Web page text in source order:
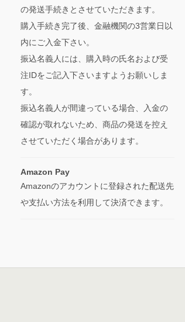
の発送手続きとさせていただきます。
購入手続き完了後、金融機関の3営業日以
内にご入金下さい。
振込名義人には、購入時の氏名および受
注IDをご記入下さいますようお願いしま
す。
振込名義人が間違っている場合、入金の
確認が取れないため、商品の発送を控え
させていただく場合があります。
Amazon Pay
Amazonのアカウントに登録された配送先
や支払い方法を利用して決済できます。